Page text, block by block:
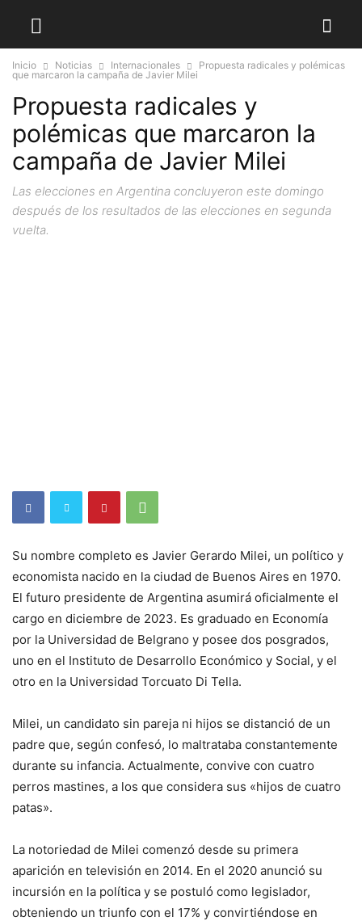
Inicio Noticias Internacionales
Propuesta radicales y polémicas
que marcaron la campaña de Javier Milei
Propuesta radicales y
polémicas que marcaron la
campaña de Javier Milei
Las elecciones en Argentina concluyeron este domingo
después de los resultados de las elecciones en segunda
vuelta.
Su nombre completo es Javier Gerardo Milei, un político y
economista nacido en la ciudad de Buenos Aires en 1970.
El futuro presidente de Argentina asumirá oficialmente el
cargo en diciembre de 2023. Es graduado en Economía
por la Universidad de Belgrano y posee dos posgrados,
uno en el Instituto de Desarrollo Económico y Social, y el
otro en la Universidad Torcuato Di Tella.
Milei, un candidato sin pareja ni hijos se distanció de un
padre que, según confesó, lo maltrataba constantemente
durante su infancia. Actualmente, convive con cuatro
perros mastines, a los que considera sus «hijos de cuatro
patas».
La notoriedad de Milei comenzó desde su primera
aparición en televisión en 2014. En el 2020 anunció su
incursión en la política y se postuló como legislador,
obteniendo un triunfo con el 17% y convirtiéndose en